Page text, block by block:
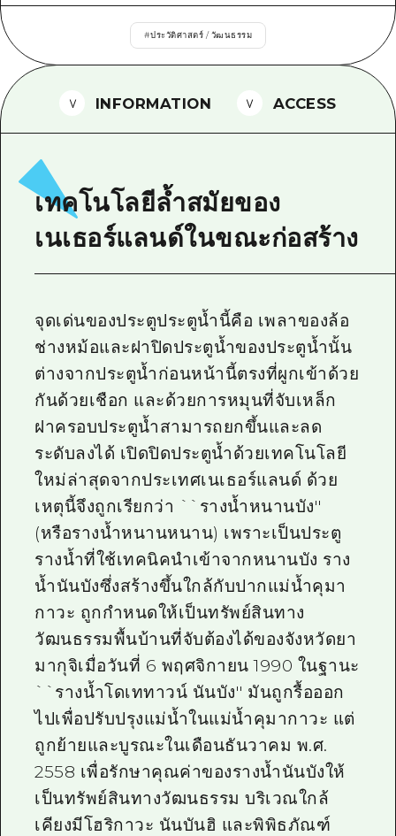
การรักษา
ธรรมชาติ
ฮิโรชิม่า ฟรี Wi-Fi
คำถามที่พบบ่อย
ดาวน์โหลดรูปภาพ
#ประวัติศาสตร์ / วัฒนธรรม
INFORMATION ACCESS
เทคโนโลยีล้ำสมัยของ
เนเธอร์แลนด์ในขณะก่อสร้าง
จุดเด่นของประตูประตูน้ำนี้คือ เพลาของล้อ
ช่างหม้อและฝาปิดประตูน้ำของประตูน้ำนั้น
ต่างจากประตูน้ำก่อนหน้านี้ตรงที่ผูกเข้าด้วย
กันด้วยเชือก และด้วยการหมุนที่จับเหล็ก
ฝาครอบประตูน้ำสามารถยกขึ้นและลด
ระดับลงได้ เปิดปิดประตูน้ำด้วยเทคโนโลยี
ใหม่ล่าสุดจากประเทศเนเธอร์แลนด์ ด้วย
เหตุนี้จึงถูกเรียกว่า ``รางน้ำหนานบัง''
(หรือรางน้ำหนานหนาน) เพราะเป็นประตู
รางน้ำที่ใช้เทคนิคนำเข้าจากหนานบัง ราง
น้ำนันบังซึ่งสร้างขึ้นใกล้กับปากแม่น้ำคุมา
กาวะ ถูกกำหนดให้เป็นทรัพย์สินทาง
วัฒนธรรมพื้นบ้านที่จับต้องได้ของจังหวัดยา
มากุจิเมื่อวันที่ 6 พฤศจิกายน 1990 ในฐานะ
``รางน้ำโดเททาวน์ นันบัง'' มันถูกรื้อออก
ไปเพื่อปรับปรุงแม่น้ำในแม่น้ำคุมากาวะ แต่
ถูกย้ายและบูรณะในเดือนธันวาคม พ.ศ.
2558 เพื่อรักษาคุณค่าของรางน้ำนันบังให้
เป็นทรัพย์สินทางวัฒนธรรม บริเวณใกล้
เคียงมีโฮริกาวะ นันบันฮิ และพิพิธภัณฑ์